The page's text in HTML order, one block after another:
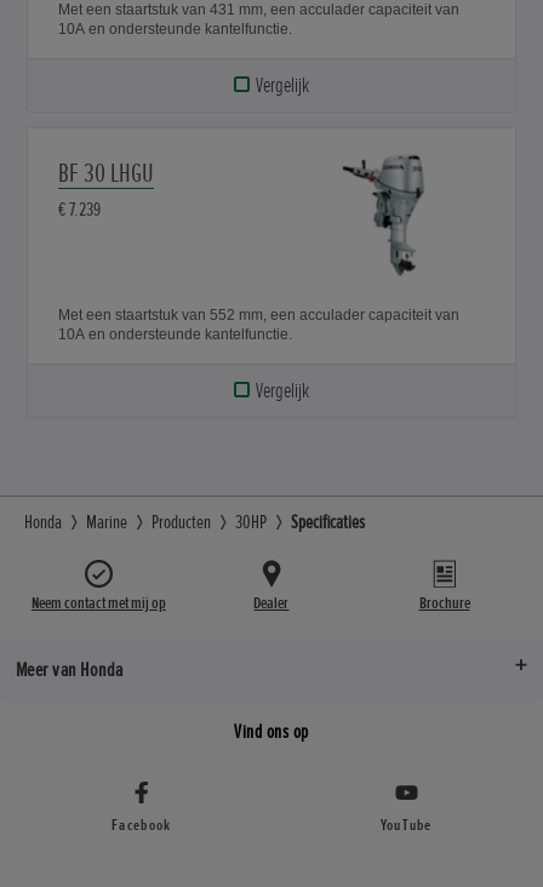
Met een staartstuk van 431 mm, een acculader capaciteit van
10A en ondersteunde kantelfunctie.
Vergelijk
BF 30 LHGU
€ 7.239
Met een staartstuk van 552 mm, een acculader capaciteit van
10A en ondersteunde kantelfunctie.
Vergelijk
Honda Marine Producten 30HP Specificaties
Neem contact met mij op Dealer Brochure
Meer van Honda
Vind ons op
Facebook YouTube